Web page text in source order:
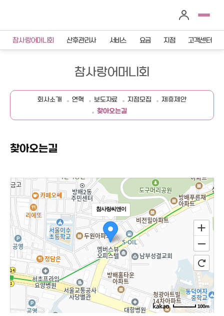
참사랑어머니회 산후관리사 서비스 요금 지점 고객센터
참사랑어머니회
회사소개 연혁 보도자료 지점모집
제휴제안
찾아오는길
찾아오는길
참사랑씨앤이
100m